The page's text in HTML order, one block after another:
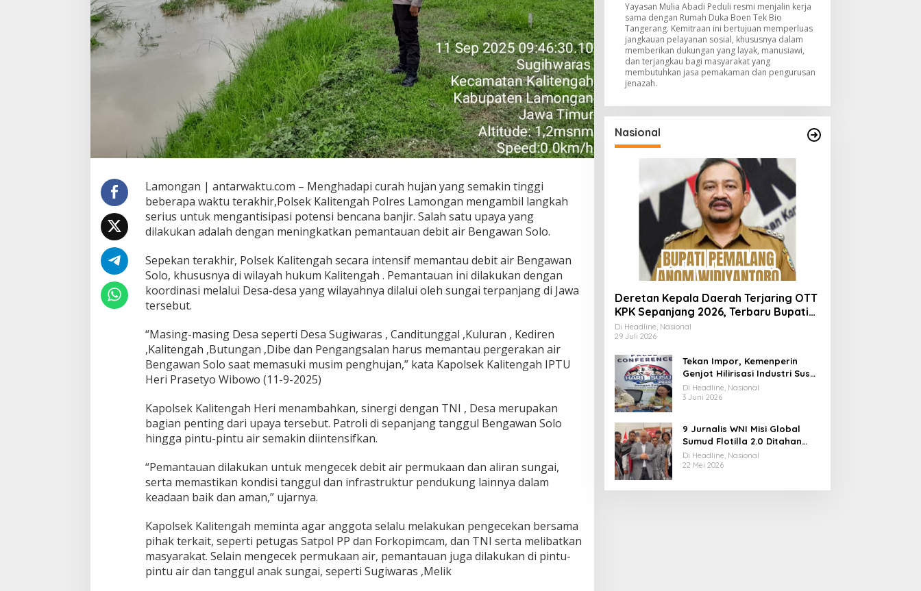
Lamongan | antarwaktu.com – Menghadapi curah hujan yang semakin tinggi
beberapa waktu terakhir,Polsek Kalitengah Polres Lamongan mengambil langkah
serius untuk mengantisipasi potensi bencana banjir. Salah satu upaya yang
dilakukan adalah dengan meningkatkan pemantauan debit air Bengawan Solo.
Sepekan terakhir, Polsek Kalitengah secara intensif memantau debit air Bengawan
Solo, khususnya di wilayah hukum Kalitengah . Pemantauan ini dilakukan dengan
koordinasi melalui Desa-desa yang wilayahnya dilalui oleh sungai terpanjang di Jawa
tersebut.
“Masing-masing Desa seperti Desa Sugiwaras , Canditunggal ,Kuluran , Kediren
,Kalitengah ,Butungan ,Dibe dan Pengangsalan harus memantau pergerakan air
Bengawan Solo saat memasuki musim penghujan,” kata Kapolsek Kalitengah IPTU
Heri Prasetyo Wibowo (11-9-2025)
Kapolsek Kalitengah Heri menambahkan, sinergi dengan TNI , Desa merupakan
bagian penting dari upaya tersebut. Patroli di sepanjang tanggul Bengawan Solo
hingga pintu-pintu air semakin diintensifkan.
“Pemantauan dilakukan untuk mengecek debit air permukaan dan aliran sungai,
serta memastikan kondisi tanggul dan infrastruktur pendukung lainnya dalam
keadaan baik dan aman,” ujarnya.
Kapolsek Kalitengah meminta agar anggota selalu melakukan pengecekan bersama
pihak terkait, seperti petugas Satpol PP dan Forkopimcam, dan TNI serta melibatkan
masyarakat. Selain mengecek permukaan air, pemantauan juga dilakukan di pintu-
pintu air dan tanggul anak sungai, seperti Sugiwaras ,Melik
Yayasan Mulia Abadi Peduli resmi menjalin kerja
sama dengan Rumah Duka Boen Tek Bio
Tangerang. Kemitraan ini bertujuan memperluas
jangkauan pelayanan sosial, khususnya dalam
memberikan dukungan yang layak, manusiawi,
dan terjangkau bagi masyarakat yang
membutuhkan jasa pemakaman dan pengurusan
jenazah.
Nasional
Deretan Kepala Daerah Terjaring OTT
KPK Sepanjang 2026, Terbaru Bupati
Pemalang Anom Widiyantoro
Di Headline, Nasional
29 Juli 2026
Tekan Impor, Kemenperin
Genjot Hilirisasi Industri Susu
Lewat Momen Hari Susu
Nusantara 2026
Di Headline, Nasional
3 Juni 2026
9 Jurnalis WNI Misi Global
Sumud Flotilla 2.0 Ditahan
Militer Israel, Kini Dibebaskan
dan Dievakuasi ke Istanbul
Di Headline, Nasional
22 Mei 2026